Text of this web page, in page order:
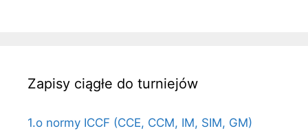
Zapisy ciągłe do turniejów
1.o normy ICCF (CCE, CCM, IM, SIM, GM)